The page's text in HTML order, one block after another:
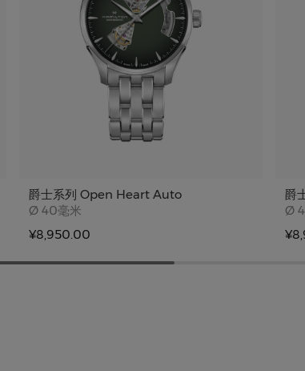
爵士系列 Open Heart Auto
Ø Case size
40毫米
¥8,950.00
爵
Ø